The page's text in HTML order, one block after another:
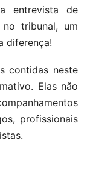
entrevista de
tribunal, um
diferença!
contidas neste
Elas não
profissionais